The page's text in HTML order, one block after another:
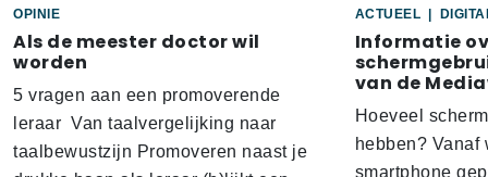
OPINIE
Als de meester doctor wil
worden
5 vragen aan een promoverende
leraar Van taalvergelijking naar
taalbewustzijn Promoveren naast je
ACTUEEL
Informatie
van de
Hoeveel
hebben?
smartphone